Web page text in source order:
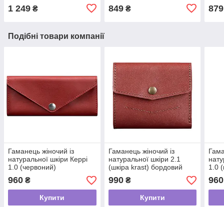
1 249 ₴ 849₴ 879
Подібні товари компанії
Гаманець жіночий із
натуральної шкіри Керрі
1.0 (червоний)
960 ₴
Купити
Гаманець жіночий із
натуральної шкіри 2.1
(шкіра krast) бордовий
990₴
Купити
1.0
960